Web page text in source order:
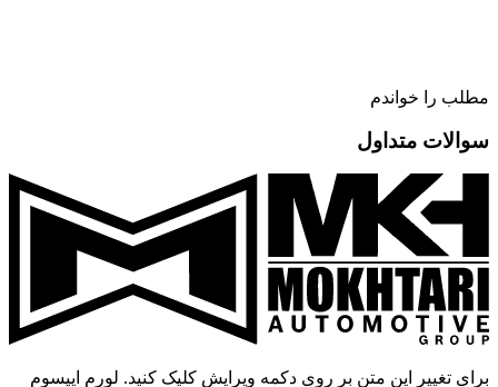
مطلب را خواندم
سوالات متداول
برای تغییر این متن بر روی دکمه ویرایش کلیک کنید. لورم ایپسوم